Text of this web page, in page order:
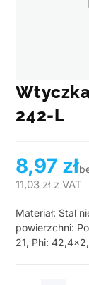
242-L
8,97 zł
11,03 zł z VAT
Materiał: Stal
powierzchni:
21, Phi: